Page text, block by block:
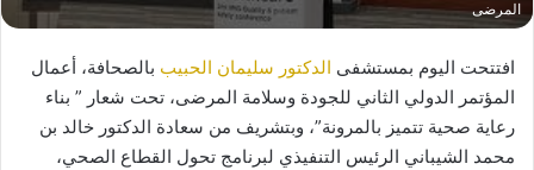
المرضى
افتتحت اليوم بمستشفى الدكتور سليمان الحبيب بالصحافة، أعمال
المؤتمر الدولي الثاني للجودة وسلامة المرضى، تحت شعار ” بناء
رعاية صحية تتميز بالمرونة”، وبتشريف من سعادة الدكتور خالد بن
محمد الشيباني الرئيس التنفيذي لبرنامج تحول القطاع الصحي،